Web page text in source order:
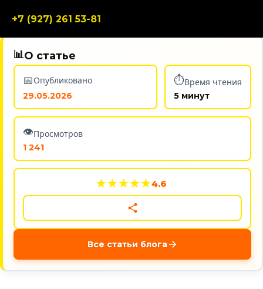
+7 (927) 261 53-81
📊О статье
📅Опубликовано
29.05.2026
⏱️Время чтения
5 минут
👁️Просмотров
1 241
★★★★★4.6
Все статьи блога